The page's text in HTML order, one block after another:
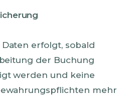
erfolgt, sobald
der Buchung
werden und keine
mehr